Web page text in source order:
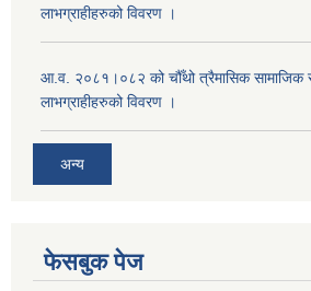
लाभग्राहीहरुको विवरण ।
आ.व. २०८१।०८२ को चौँथो त्रैमासिक सामाजिक
लाभग्राहीहरुको विवरण ।
अन्य
फेसबुक पेज